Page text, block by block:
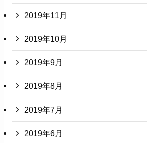
2019年11月
2019年10月
2019年9月
2019年8月
2019年7月
2019年6月